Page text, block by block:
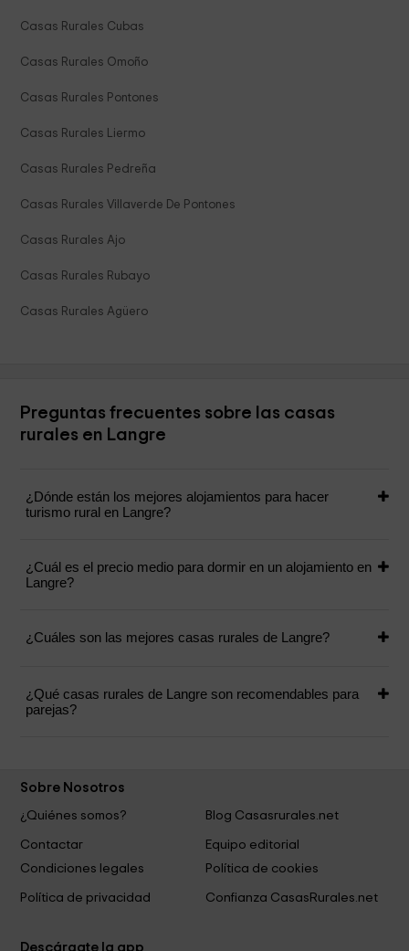
Casas Rurales Cubas
Casas Rurales Omoño
Casas Rurales Pontones
Casas Rurales Liermo
Casas Rurales Pedreña
Casas Rurales Villaverde De Pontones
Casas Rurales Ajo
Casas Rurales Rubayo
Casas Rurales Agüero
Preguntas frecuentes sobre las casas
rurales en Langre
¿Dónde están los mejores alojamientos para hacer
turismo rural en Langre?
¿Cuál es el precio medio para dormir en un alojamiento en
Langre?
¿Cuáles son las mejores casas rurales de Langre?
¿Qué casas rurales de Langre son recomendables para
parejas?
Sobre Nosotros
¿Quiénes somos?
Blog Casasrurales.net
Contactar
Equipo editorial
Condiciones legales
Política de cookies
Política de privacidad Confianza CasasRurales.net
Descárgate la app